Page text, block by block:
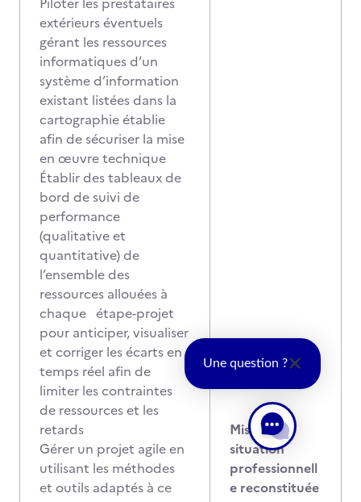
extérieurs éventuels
gérant les ressources
informatiques d’un
système d’information
existant listées dans la
cartographie établie
afin de sécuriser la mise
en œuvre technique
Établir des tableaux de
bord de suivi de
performance
(qualitative et
quantitative) de
l’ensemble des
ressources allouées à
chaque étape-projet
pour anticiper, visualiser
et corriger les écarts en
temps réel afin de
limiter les contraintes
de ressources et les
retards
Gérer un projet agile en
utilisant les méthodes
et outils adaptés à ce
Mise en
situation
professionnell
e reconstituée
Une question ?